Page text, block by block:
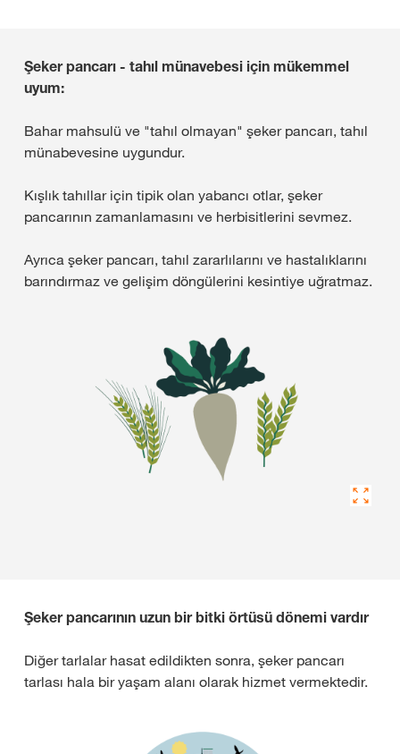
Şeker pancarı - tahıl münavebesi için mükemmel
uyum:
Bahar mahsulü ve "tahıl olmayan" şeker pancarı, tahıl
münabevesine uygundur.
Kışlık tahıllar için tipik olan yabancı otlar, şeker
pancarının zamanlamasını ve herbisitlerini sevmez.
Ayrıca şeker pancarı, tahıl zararlılarını ve hastalıklarını
barındırmaz ve gelişim döngülerini kesintiye uğratmaz.
Şeker pancarının uzun bir bitki örtüsü dönemi vardır
Diğer tarlalar hasat edildikten sonra, şeker pancarı
tarlası hala bir yaşam alanı olarak hizmet vermektedir.